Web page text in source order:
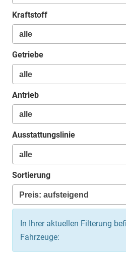
Kraftstoff
Getriebe
Antrieb
Ausstattungslinie
Sortierung
In Ihrer aktuellen Filterung
Fahrzeuge: